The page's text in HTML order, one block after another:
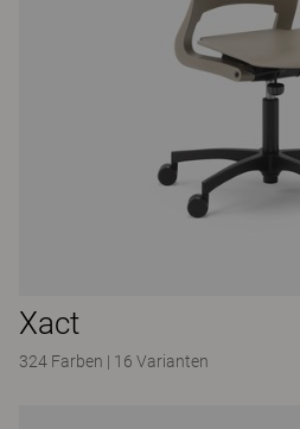
Xact
324 Farben | 16 Varianten